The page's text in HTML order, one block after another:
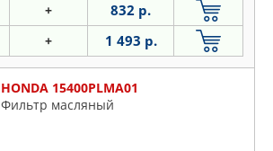
+ 832 р.
+ 1 493 р.
HONDA 15400PLMA01
Фильтр масляный